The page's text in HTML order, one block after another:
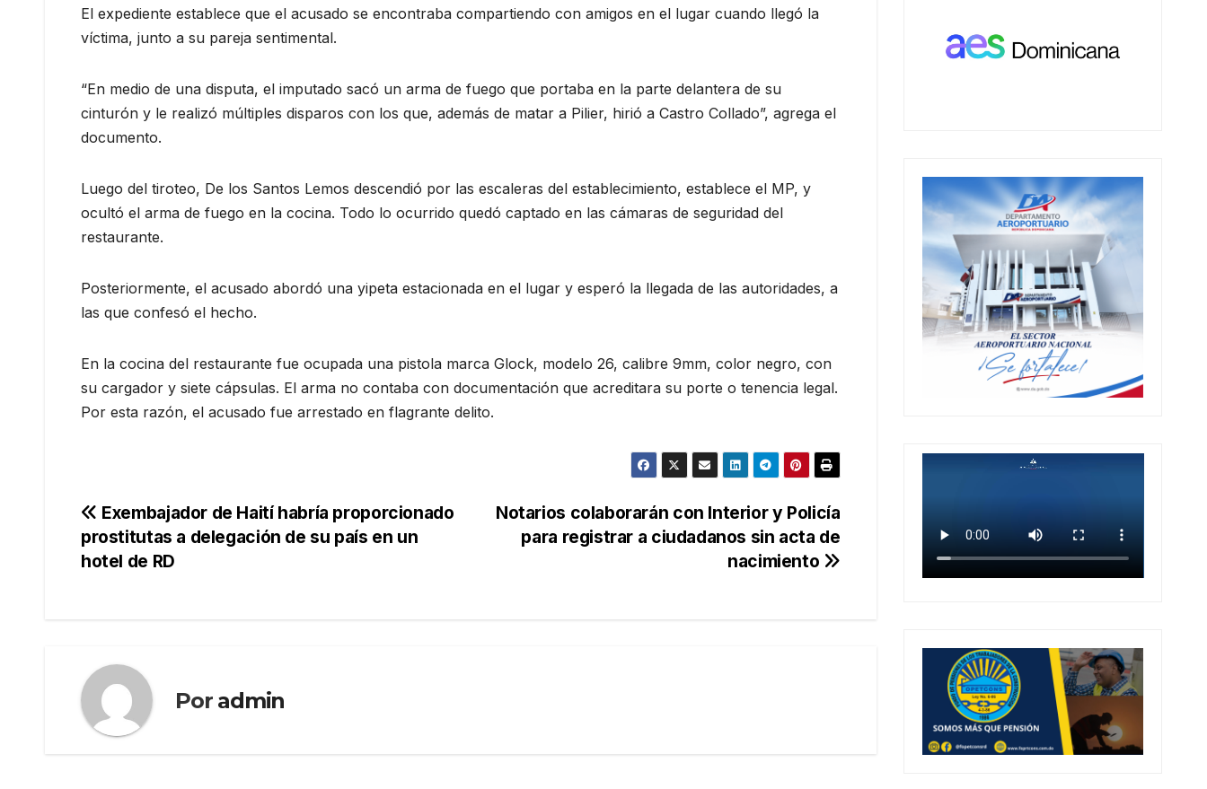
El expediente establece que el acusado se encontraba compartiendo con amigos en el lugar cuando llegó la
víctima, junto a su pareja sentimental.
“En medio de una disputa, el imputado sacó un arma de fuego que portaba en la parte delantera de su
cinturón y le realizó múltiples disparos con los que, además de matar a Pilier, hirió a Castro Collado”, agrega el
documento.
Luego del tiroteo, De los Santos Lemos descendió por las escaleras del establecimiento, establece el MP, y
ocultó el arma de fuego en la cocina. Todo lo ocurrido quedó captado en las cámaras de seguridad del
restaurante.
Posteriormente, el acusado abordó una yipeta estacionada en el lugar y esperó la llegada de las autoridades, a
las que confesó el hecho.
En la cocina del restaurante fue ocupada una pistola marca Glock, modelo 26, calibre 9mm, color negro, con
su cargador y siete cápsulas. El arma no contaba con documentación que acreditara su porte o tenencia legal.
Por esta razón, el acusado fue arrestado en flagrante delito.
Navegación
de
Notarios colaborarán con Interior y Policía
para registrar a ciudadanos sin acta de
nacimiento
Exembajador de Haití habría proporcionado
prostitutas a delegación de su país en un
hotel de RD
Por admin